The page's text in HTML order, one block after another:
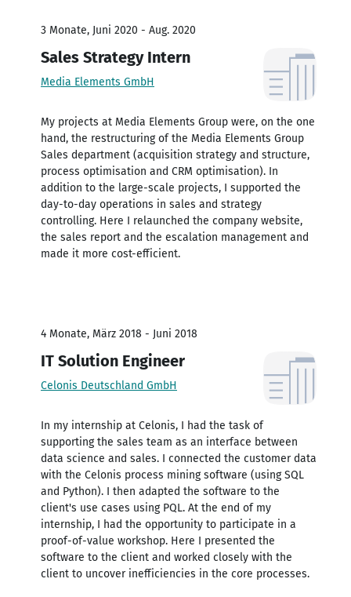
3 Monate, Juni 2020 - Aug. 2020
Sales Strategy Intern
Media Elements GmbH
My projects at Media Elements Group were, on the one
hand, the restructuring of the Media Elements Group
Sales department (acquisition strategy and structure,
process optimisation and CRM optimisation). In
addition to the large-scale projects, I supported the
day-to-day operations in sales and strategy
controlling. Here I relaunched the company website,
the sales report and the escalation management and
made it more cost-efficient.
4 Monate, März 2018 - Juni 2018
IT Solution Engineer
Celonis Deutschland GmbH
In my internship at Celonis, I had the task of
supporting the sales team as an interface between
data science and sales. I connected the customer data
with the Celonis process mining software (using SQL
and Python). I then adapted the software to the
client's use cases using PQL. At the end of my
internship, I had the opportunity to participate in a
proof-of-value workshop. Here I presented the
software to the client and worked closely with the
client to uncover inefficiencies in the core processes.